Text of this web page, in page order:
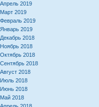
Апрель 2019
Март 2019
Февраль 2019
Январь 2019
Декабрь 2018
Ноябрь 2018
Октябрь 2018
Сентябрь 2018
Август 2018
Июль 2018
Июнь 2018
Май 2018